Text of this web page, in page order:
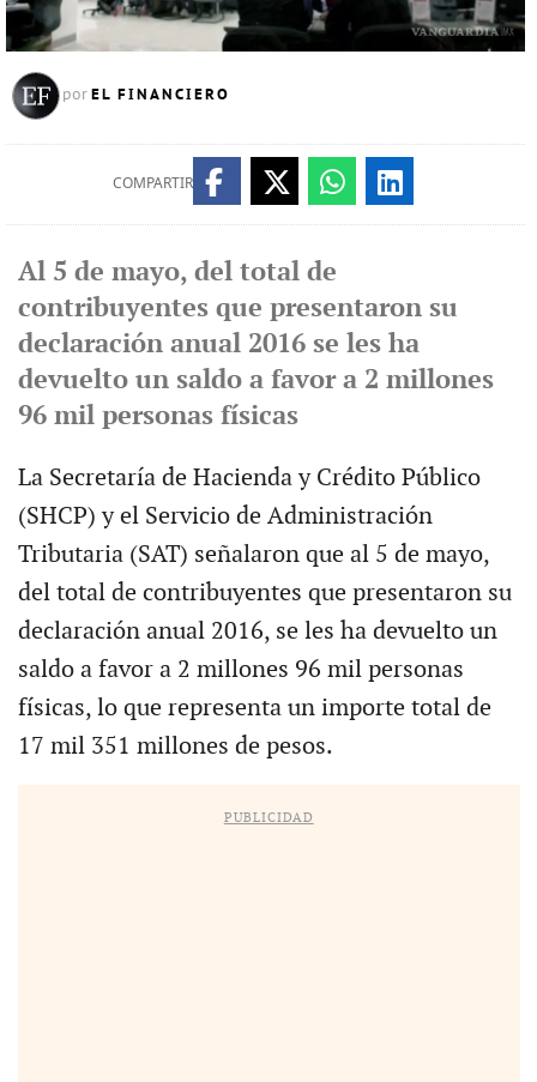
por EL FINANCIERO
COMPARTIR
Al 5 de mayo, del total de
contribuyentes que presentaron su
declaración anual 2016 se les ha
devuelto un saldo a favor a 2 millones
96 mil personas físicas
La Secretaría de Hacienda y Crédito Público
(SHCP) y el Servicio de Administración
Tributaria (SAT) señalaron que al 5 de mayo,
del total de contribuyentes que presentaron su
declaración anual 2016, se les ha devuelto un
saldo a favor a 2 millones 96 mil personas
físicas, lo que representa un importe total de
17 mil 351 millones de pesos.
PUBLICIDAD